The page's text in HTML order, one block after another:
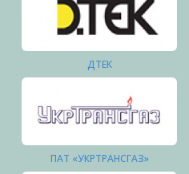
ДТЕК
ПАТ «УКРТРАНСГАЗ»